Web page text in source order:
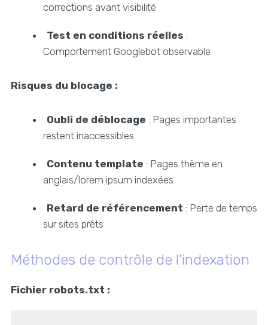
corrections avant visibilité
Test en conditions réelles :
Comportement Googlebot observable
Risques du blocage :
Oubli de déblocage : Pages importantes
restent inaccessibles
Contenu template : Pages thème en
anglais/lorem ipsum indexées
Retard de référencement : Perte de temps
sur sites prêts
Méthodes de contrôle de l'indexation
Fichier robots.txt :